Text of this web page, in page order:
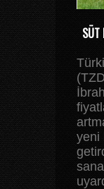
SÜT
yeni